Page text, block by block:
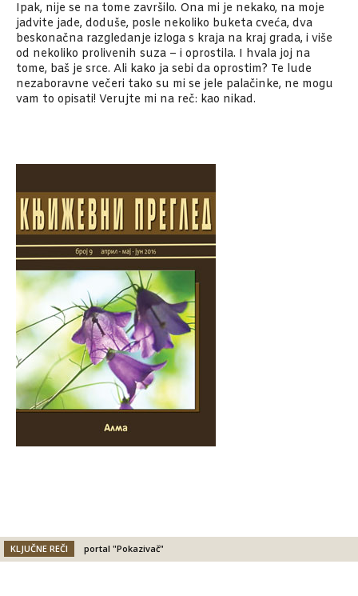
Ipak, nije se na tome završilo. Ona mi je nekako, na moje
jadvite jade, doduše, posle nekoliko buketa cveća, dva
beskonačna razgledanje izloga s kraja na kraj grada, i više
od nekoliko prolivenih suza – i oprostila. I hvala joj na
tome, baš je srce. Ali kako ja sebi da oprostim? Te lude
nezaboravne večeri tako su mi se jele palačinke, ne mogu
vam to opisati! Verujte mi na reč: kao nikad.
KLJUČNE REČI portal "Pokazivač"